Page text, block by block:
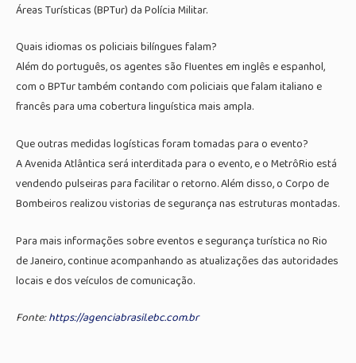
Áreas Turísticas (BPTur) da Polícia Militar.
Quais idiomas os policiais bilíngues falam?
Além do português, os agentes são fluentes em inglês e espanhol,
com o BPTur também contando com policiais que falam italiano e
francês para uma cobertura linguística mais ampla.
Que outras medidas logísticas foram tomadas para o evento?
A Avenida Atlântica será interditada para o evento, e o MetrôRio está
vendendo pulseiras para facilitar o retorno. Além disso, o Corpo de
Bombeiros realizou vistorias de segurança nas estruturas montadas.
Para mais informações sobre eventos e segurança turística no Rio
de Janeiro, continue acompanhando as atualizações das autoridades
locais e dos veículos de comunicação.
Fonte:https://agenciabrasil.ebc.com.br